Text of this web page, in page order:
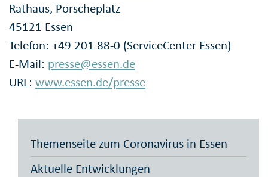
Rathaus, Porscheplatz
45121 Essen
Telefon: +49 201 88-0 (ServiceCenter Essen)
E-Mail: presse@essen.de
URL: www.essen.de/presse
Themenseite zum Coronavirus in Essen
Aktuelle Entwicklungen